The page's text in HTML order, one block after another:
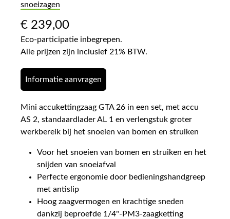
snoeizagen
€ 239,00
Eco-participatie inbegrepen.
Alle prijzen zijn inclusief 21% BTW.
Informatie aanvragen
Mini accukettingzaag GTA 26 in een set, met accu
AS 2, standaardlader AL 1 en verlengstuk groter
werkbereik bij het snoeien van bomen en struiken
Voor het snoeien van bomen en struiken en het
snijden van snoeiafval
Perfecte ergonomie door bedieningshandgreep
met antislip
Hoog zaagvermogen en krachtige sneden
dankzij beproefde 1/4"-PM3-zaagketting